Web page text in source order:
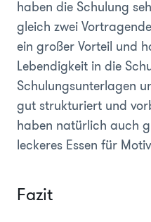
haben die Schulung
gleich zwei
ein großer Vorteil und
Lebendigkeit in die
Schulungsunterlagen
gut strukturiert und
haben natürlich auch
leckeres Essen für
Fazit